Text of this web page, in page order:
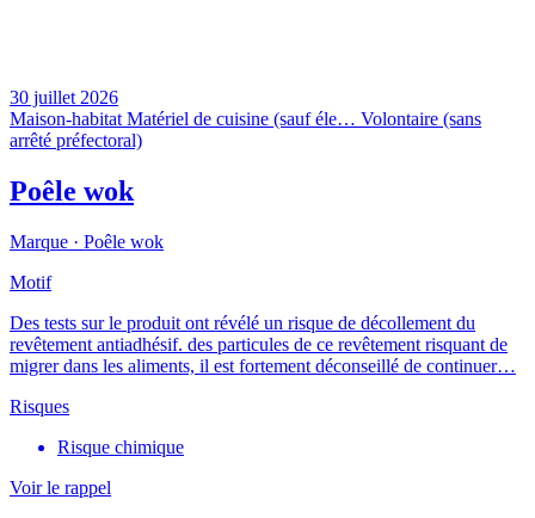
30 juillet 2026
Maison-habitat Matériel de cuisine (sauf éle… Volontaire (sans
arrêté préfectoral)
Poêle wok
Marque · Poêle wok
Motif
Des tests sur le produit ont révélé un risque de décollement du
revêtement antiadhésif. des particules de ce revêtement risquant de
migrer dans les aliments, il est fortement déconseillé de continuer…
Risques
Risque chimique
Voir le rappel